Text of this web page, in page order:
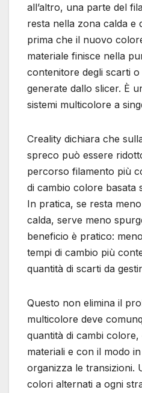
all’altro, una parte del
resta nella zona calda e
prima che il nuovo
materiale finisce nella
contenitore degli scarti
generate dallo slicer. È
sistemi multicolore a
Creality dichiara che
spreco può essere
percorso filamento più
di cambio colore basata
In pratica, se resta
calda, serve meno
beneficio è pratico:
tempi di cambio più
quantità di scarti da
Questo non elimina il
multicolore deve
quantità di cambi colore,
materiali e con il modo
organizza le transizioni.
colori alternati a ogni